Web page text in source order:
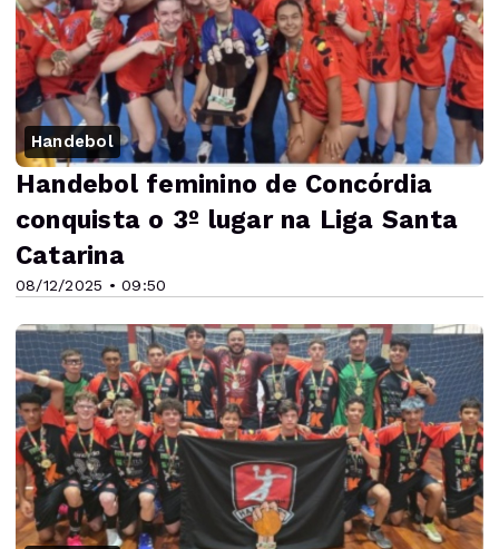
Handebol
08/12/2025 • 09:50
Handebol feminino de Concórdia
conquista o 3º lugar na Liga Santa
Catarina